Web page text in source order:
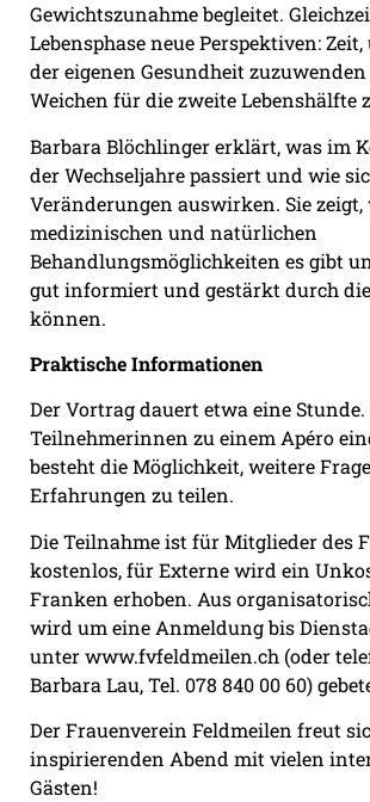
Gewichtszunahme begleitet.
Lebensphase neue Perspektiven:
der eigenen Gesundheit
Weichen für die zweite Lebenshälfte
Barbara Blöchlinger erklärt, was im
der Wechseljahre passiert und wie
Veränderungen auswirken. Sie zeigt,
medizinischen und natürlichen
Behandlungsmöglichkeiten es gibt
gut informiert und gestärkt durch
können.
Praktische Informationen
Der Vortrag dauert etwa eine
Teilnehmerinnen zu einem Apéro
besteht die Möglichkeit, weitere
Erfahrungen zu teilen.
Die Teilnahme ist für Mitglieder des
kostenlos, für Externe wird ein
Franken erhoben. Aus
wird um eine Anmeldung bis
unter www.fvfeldmeilen.ch (oder
Barbara Lau, Tel. 078 840 00 60)
Der Frauenverein Feldmeilen freut
inspirierenden Abend mit vielen
Gästen!